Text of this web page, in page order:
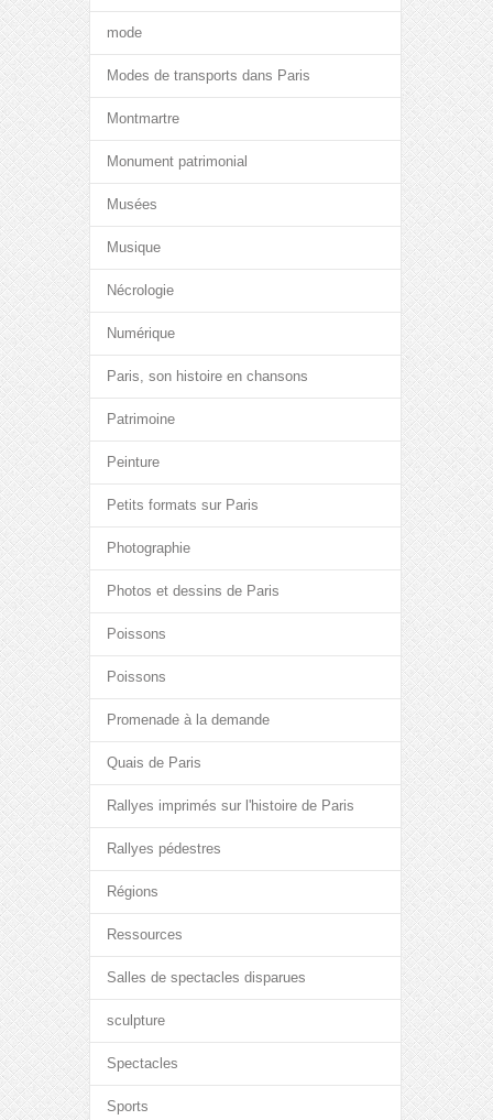
mode
Modes de transports dans Paris
Montmartre
Monument patrimonial
Musées
Musique
Nécrologie
Numérique
Paris, son histoire en chansons
Patrimoine
Peinture
Petits formats sur Paris
Photographie
Photos et dessins de Paris
Poissons
Poissons
Promenade à la demande
Quais de Paris
Rallyes imprimés sur l'histoire de Paris
Rallyes pédestres
Régions
Ressources
Salles de spectacles disparues
sculpture
Spectacles
Sports